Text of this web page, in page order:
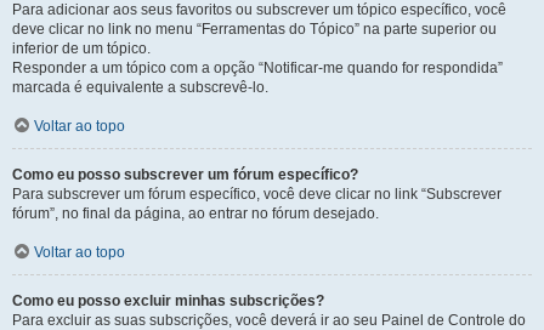
Para adicionar aos seus favoritos ou subscrever um tópico específico, você
deve clicar no link no menu “Ferramentas do Tópico” na parte superior ou
inferior de um tópico.
Responder a um tópico com a opção “Notificar-me quando for respondida”
marcada é equivalente a subscrevê-lo.
Voltar ao topo
Como eu posso subscrever um fórum específico?
Para subscrever um fórum específico, você deve clicar no link “Subscrever
fórum”, no final da página, ao entrar no fórum desejado.
Voltar ao topo
Como eu posso excluir minhas subscrições?
Para excluir as suas subscrições, você deverá ir ao seu Painel de Controle do